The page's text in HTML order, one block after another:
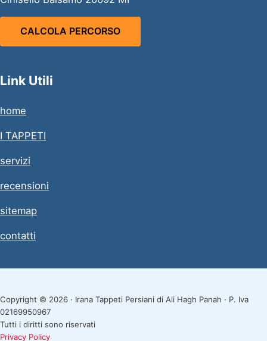
CALCOLA PERCORSO
Link Utili
home
I TAPPETI
servizi
recensioni
sitemap
contatti
Copyright © 2026 · Irana Tappeti Persiani di Ali Hagh Panah · P. Iva
02169950967
Tutti i diritti sono riservati
Privacy Policy